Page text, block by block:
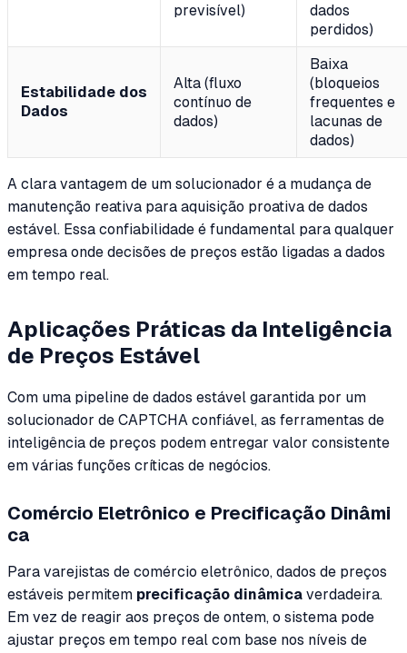
previsível)
dados
perdidos)
Estabilidade dos
Dados
Alta (fluxo
contínuo de
dados)
Baixa
(bloqueios
frequentes e
lacunas de
dados)
A clara vantagem de um solucionador é a mudança de
manutenção reativa para aquisição proativa de dados
estável. Essa confiabilidade é fundamental para qualquer
empresa onde decisões de preços estão ligadas a dados
em tempo real.
Aplicações Práticas da Inteligência
de Preços Estável
Com uma pipeline de dados estável garantida por um
solucionador de CAPTCHA confiável, as ferramentas de
inteligência de preços podem entregar valor consistente
em várias funções críticas de negócios.
Comércio Eletrônico e Precificação Dinâmi
ca
Para varejistas de comércio eletrônico, dados de preços
estáveis permitem precificação dinâmica verdadeira.
Em vez de reagir aos preços de ontem, o sistema pode
ajustar preços em tempo real com base nos níveis de